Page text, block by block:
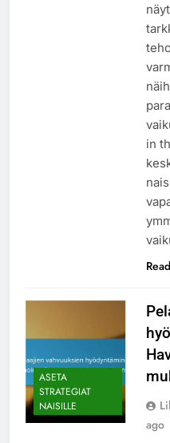
in
ASETA
STRATEGIAT
NAISILLE
ago